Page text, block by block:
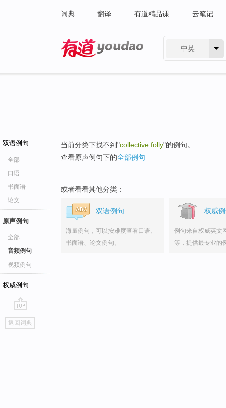
词典 翻译 有道精品课 云笔记
中英
双语例句
全部
口语
书面语
论文
原声例句
全部
音频例句
视频例句
权威例句
go
top
返回词典
当前分类下找不到"collective folly"的例句。
查看原声例句下的全部例句
或者看看其他分类：
双语例句
海量例句，可以按难度查看口语、
书面语、论文例句。
权威
例句来自权威英文
等，提供最专业的